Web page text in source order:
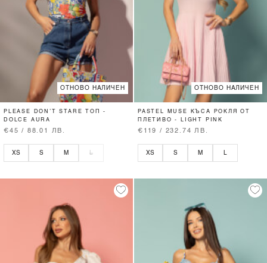
ОТНОВО НАЛИЧЕН
PLEASE DON’T STARE ТОП -
DOLCE AURA
€45 / 88.01 ЛВ.
XS S M L
ОТНОВО НАЛИЧЕН
PASTEL MUSE КЪСА РОКЛЯ ОТ
ПЛЕТИВО - LIGHT PINK
€119 / 232.74 ЛВ.
XS S M